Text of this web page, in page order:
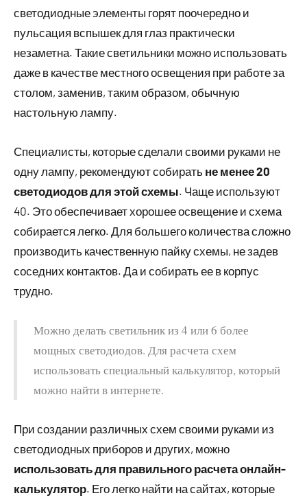
светодиодные элементы горят поочередно и
пульсация вспышек для глаз практически
незаметна. Такие светильники можно использовать
даже в качестве местного освещения при работе за
столом, заменив, таким образом, обычную
настольную лампу.
Специалисты, которые сделали своими руками не
одну лампу, рекомендуют собирать не менее 20
светодиодов для этой схемы. Чаще используют
40. Это обеспечивает хорошее освещение и схема
собирается легко. Для большего количества сложно
производить качественную пайку схемы, не задев
соседних контактов. Да и собирать ее в корпус
трудно.
Можно делать светильник из 4 или 6 более
мощных светодиодов. Для расчета схем
использовать специальный калькулятор, который
можно найти в интернете.
При создании различных схем своими руками из
светодиодных приборов и других, можно
использовать для правильного расчета онлайн-
калькулятор. Его легко найти на сайтах, которые